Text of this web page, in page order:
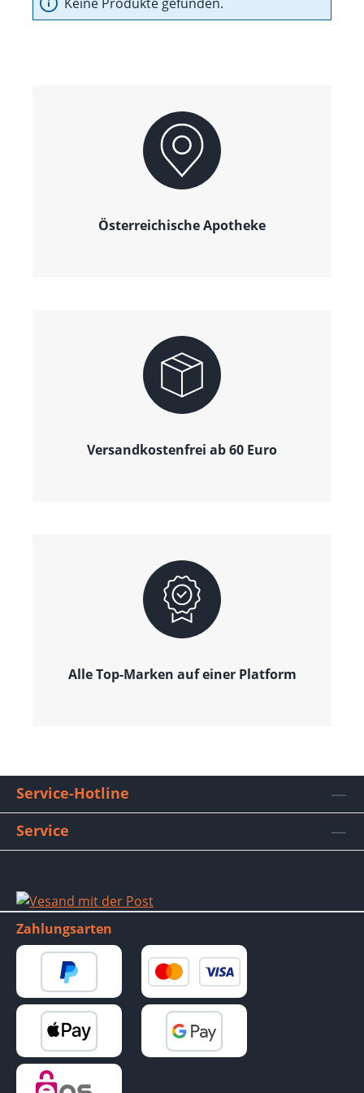
Österreichische Apotheke
Versandkostenfrei ab 60 Euro
Alle Top-Marken auf einer Platform
Service-Hotline
Service
Zahlungsarten